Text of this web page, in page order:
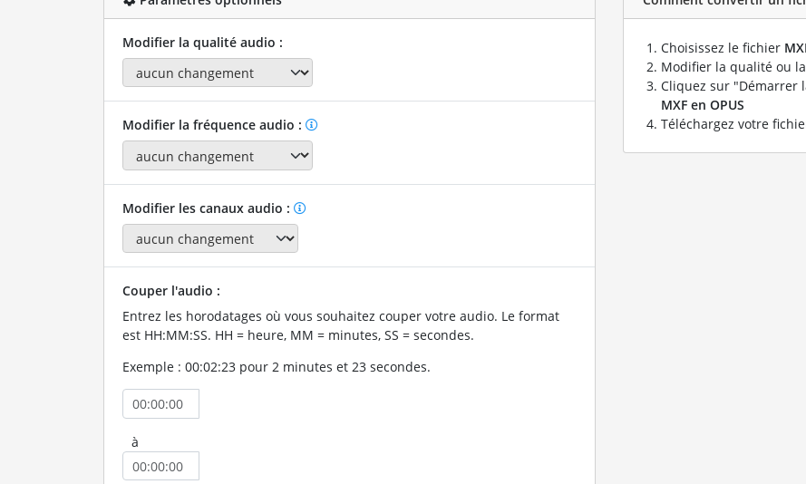
Modifier la qualité audio :
Modifier la fréquence audio :
Modifier les canaux audio :
Couper l'audio :
Entrez les horodatages où vous souhaitez couper votre audio. Le format
est HH:MM:SS. HH = heure, MM = minutes, SS = secondes.
Exemple : 00:02:23 pour 2 minutes et 23 secondes.
à
Choisissez le fichier
Modifier la qualité ou
Cliquez sur "Démarrer
MXF en OPUS
Téléchargez votre